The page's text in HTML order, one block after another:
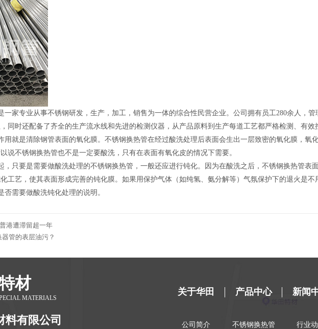
一家专业从事不锈钢研发，生产，加工，销售为一体的综合性民营企业。公司拥有员工280余人，
同时还配备了齐全的生产流水线和先进的检测仪器，从产品原料到生产每道工艺都严格检测、有效
用就是清除钢管表面的氧化膜。不锈钢换热管在经过酸洗处理后表面会生出一层致密的氧化膜，氧
说不锈钢换热管也不是一定要酸洗，只有在表面有氧化皮的情况下需要。
，只要是需要做酸洗处理的不锈钢换热管，一般还应进行钝化。因为在酸洗之后，不锈钢换热管表
工艺，使其表面形成完善的钝化膜。如果用保护气体（如纯氢、氨分解等）气氛保护下的退火是不
需要做酸洗钝化处理的说明。
港遭滞留超一年
管的表层油污？
材
MATERIALS
料有限公司
关于华田
公司简介
产品中心
不锈钢换热管
新闻
行业